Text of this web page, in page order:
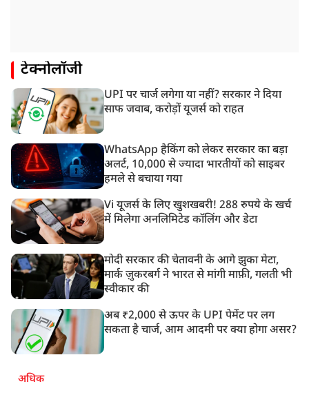
टेक्नोलॉजी
UPI पर चार्ज लगेगा या नहीं? सरकार ने दिया
साफ जवाब, करोड़ों यूजर्स को राहत
WhatsApp हैकिंग को लेकर सरकार का बड़ा
अलर्ट, 10,000 से ज्यादा भारतीयों को साइबर
हमले से बचाया गया
Vi यूजर्स के लिए खुशखबरी! 288 रुपये के खर्च
में मिलेगा अनलिमिटेड कॉलिंग और डेटा
मोदी सरकार की चेतावनी के आगे झुका मेटा,
मार्क ज़ुकरबर्ग ने भारत से मांगी माफ़ी, गलती भी
स्वीकार की
अब ₹2,000 से ऊपर के UPI पेमेंट पर लग
सकता है चार्ज, आम आदमी पर क्या होगा असर?
अधिक